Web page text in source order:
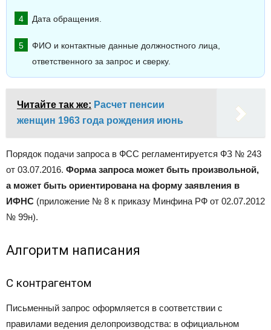
Дата обращения.
ФИО и контактные данные должностного лица,
ответственного за запрос и сверку.
Читайте так же: Расчет пенсии
женщин 1963 года рождения июнь
Порядок подачи запроса в ФСС регламентируется ФЗ № 243
от 03.07.2016. Форма запроса может быть произвольной,
а может быть ориентирована на форму заявления в
ИФНС (приложение № 8 к приказу Минфина РФ от 02.07.2012
№ 99н).
Алгоритм написания
С контрагентом
Письменный запрос оформляется в соответствии с
правилами ведения делопроизводства: в официальном